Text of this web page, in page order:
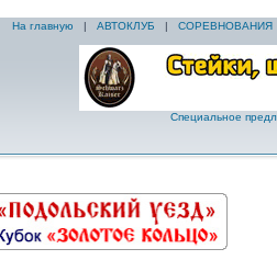
На главную | АВТОКЛУБ | СОРЕВНОВАНИЯ
Специальное